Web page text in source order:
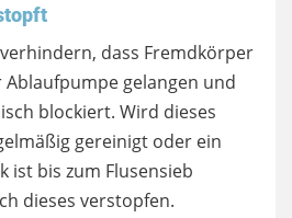
dass Fremdkörper
Ablaufpumpe gelangen und
blockiert. Wird dieses
gereinigt oder ein
ist bis zum Flusensieb
dieses verstopfen.